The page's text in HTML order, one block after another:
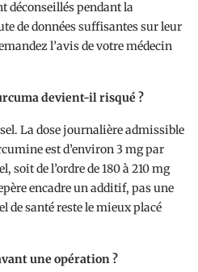
déconseillés pendant la
de données suffisantes sur leur
l’avis de votre médecin
devient-il risqué ?
La dose journalière admissible
est d’environ 3 mg par
de l’ordre de 180 à 210 mg
encadre un additif, pas une
de santé reste le mieux placé
une opération ?